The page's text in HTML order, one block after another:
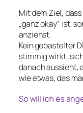
Mit dem Ziel,
„ganz okay“ ist,
anziehst.
Kein gebastelter
stimmig wirkt,
danach aussieht,
wie etwas, das
So will ich es